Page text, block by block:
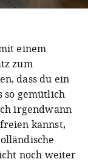
einem
zum
dass du ein
so gemütlich
irgendwann
kannst,
noch weiter